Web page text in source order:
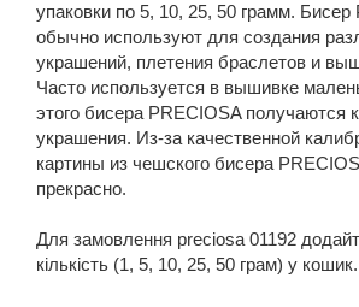
упаковки по 5, 10, 25, 50 грамм. Бисер
обычно используют для создания
украшений, плетения браслетов и
Часто используется в вышивке
этого бисера PRECIOSA получаются
украшения. Из-за качественной
картины из чешского бисера
прекрасно.
Для замовлення preciosa 01192
кількість (1, 5, 10, 25, 50 грам) у кошик.